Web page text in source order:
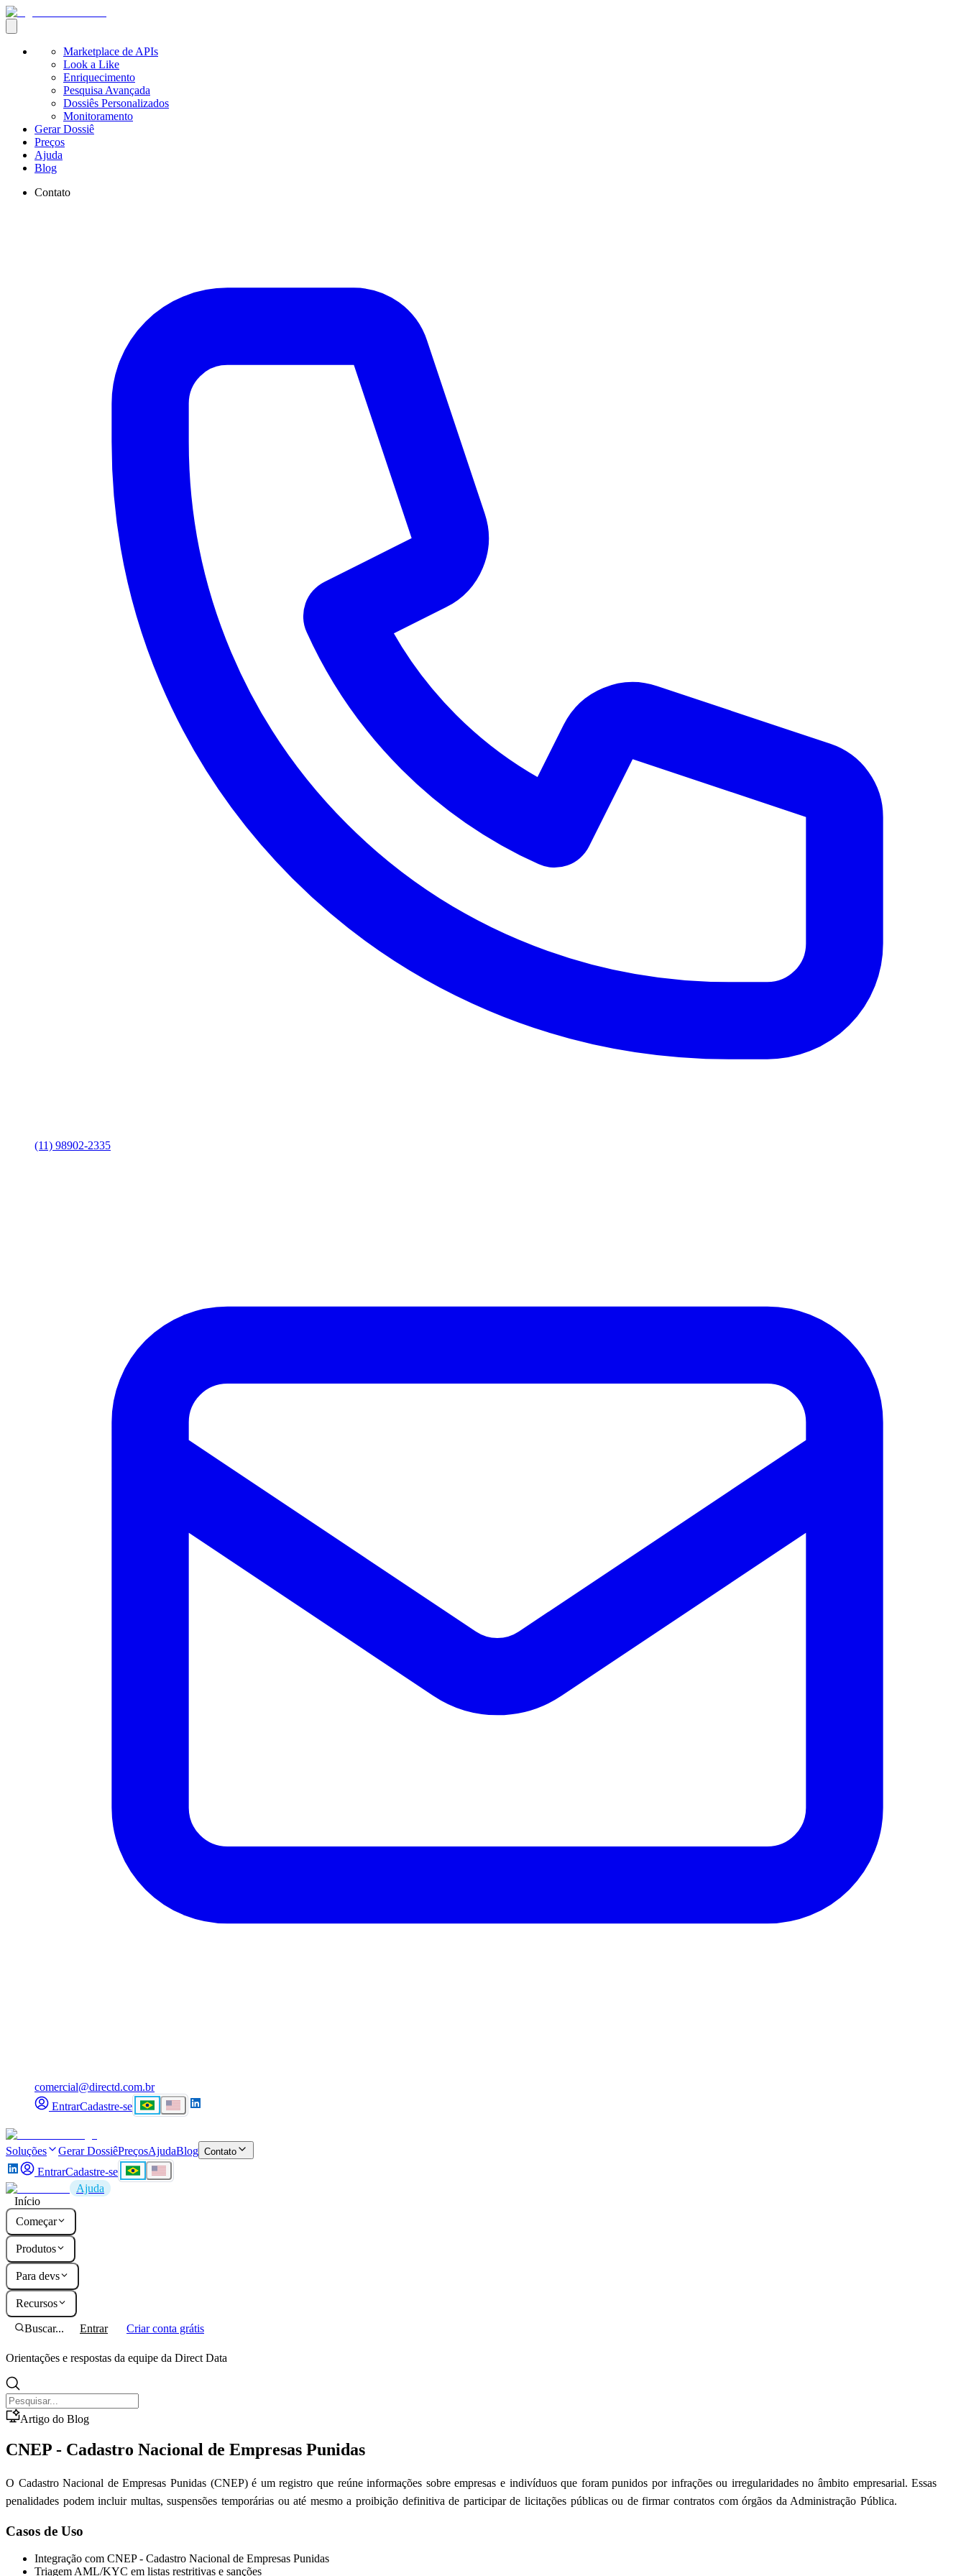
Marketplace de APIs
Look a Like
Enriquecimento
Pesquisa Avançada
Dossiês Personalizados
Monitoramento
Gerar Dossiê
Preços
Ajuda
Blog
Contato
(11) 98902-2335
comercial@directd.com.br
EntrarCadastre-se
Soluções Gerar DossiêPreçosAjudaBlog Contato
EntrarCadastre-se
Ajuda
Início
Começar
Produtos
Para devs
Recursos
Buscar... Entrar Criar conta grátis
Orientações e respostas da equipe da Direct Data
Artigo do Blog
CNEP - Cadastro Nacional de Empresas Punidas
O Cadastro Nacional de Empresas Punidas (CNEP) é um registro que reúne informações sobre empresas e indivíduos que foram punidos por infrações ou irregularidades no âmbito empresarial. Essas
penalidades podem incluir multas, suspensões temporárias ou até mesmo a proibição definitiva de participar de licitações públicas ou de firmar contratos com órgãos da Administração Pública.
Casos de Uso
Integração com CNEP - Cadastro Nacional de Empresas Punidas
Triagem AML/KYC em listas restritivas e sanções